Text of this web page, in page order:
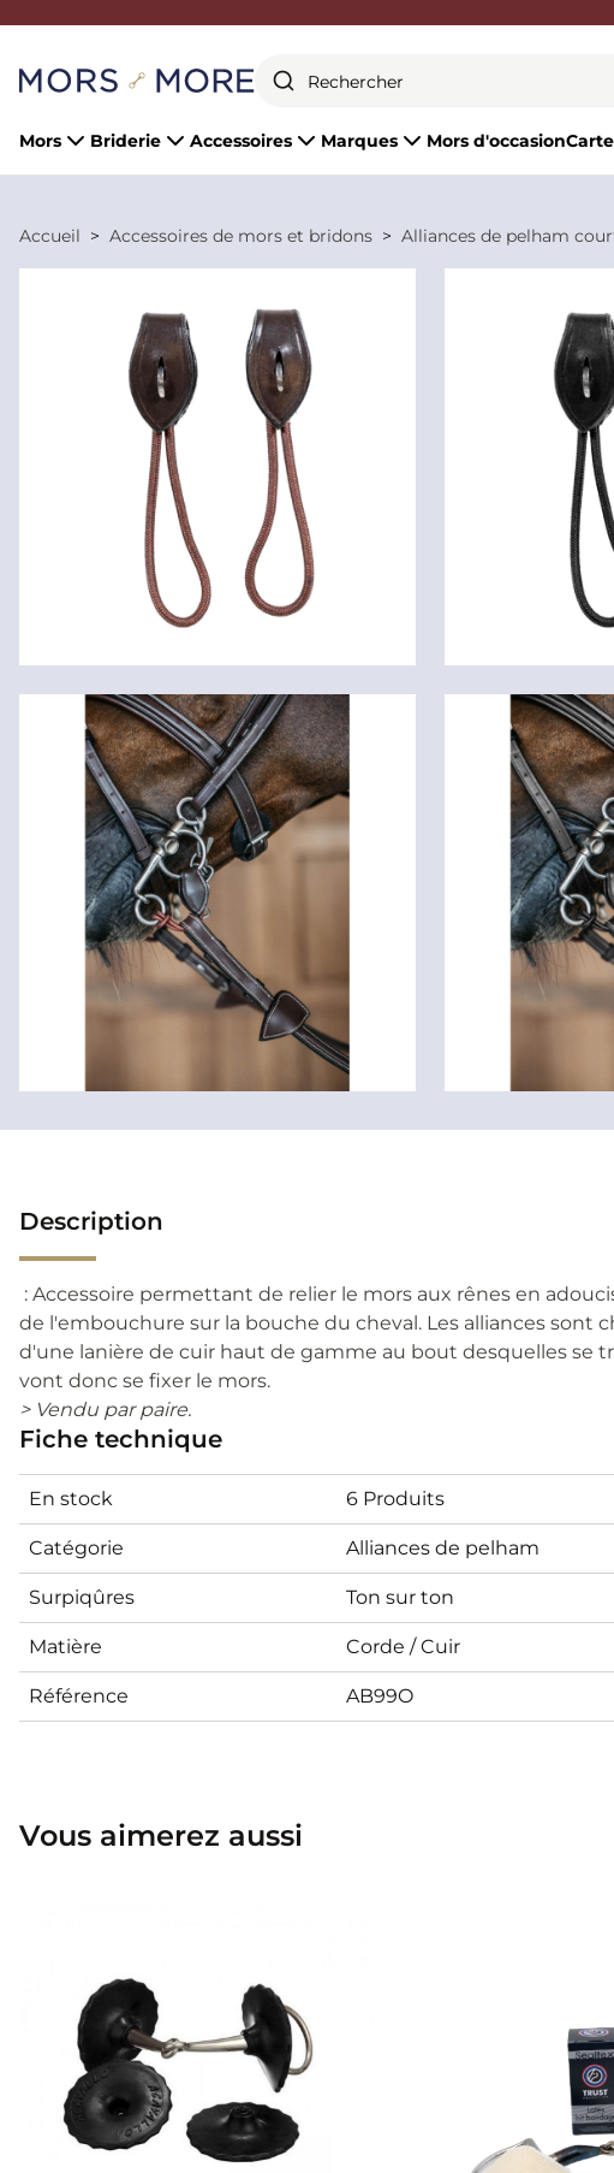
Mors Briderie Accessoires Marques Mors d'occasion
Accueil Accessoires de mors et bridons Alliances de pelham
Description
: Accessoire permettant de relier le mors aux rênes en
de l'embouchure sur la bouche du cheval. Les alliances sont
d'une lanière de cuir haut de gamme au bout desquelles se
vont donc se fixer le mors.
> Vendu par paire.
Fiche technique
En stock 6 Produits
Catégorie Alliances de pelham
Surpiqûres Ton sur ton
Matière Corde / Cuir
Référence AB99O
Vous aimerez aussi